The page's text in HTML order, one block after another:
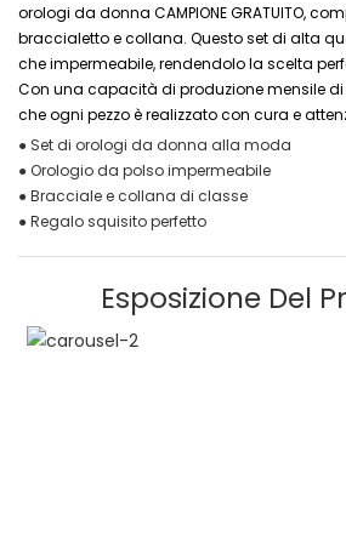
orologi da donna CAMPIONE GRATUITO,
braccialetto e collana. Questo set di alta
che impermeabile, rendendolo la scelta
Con una capacità di produzione mensile di
che ogni pezzo è realizzato con cura e
● Set di orologi da donna alla moda
● Orologio da polso impermeabile
● Bracciale e collana di classe
● Regalo squisito perfetto
Esposizione Del